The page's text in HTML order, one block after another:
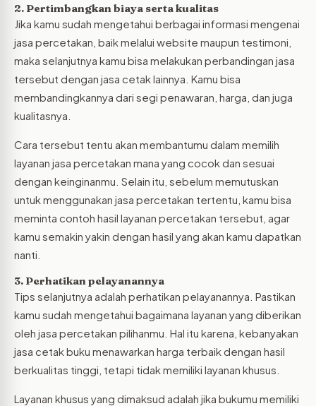
2. Pertimbangkan biaya serta kualitas
Jika kamu sudah mengetahui berbagai informasi mengenai
jasa percetakan, baik melalui website maupun testimoni,
maka selanjutnya kamu bisa melakukan perbandingan jasa
tersebut dengan jasa cetak lainnya. Kamu bisa
membandingkannya dari segi penawaran, harga, dan juga
kualitasnya.
Cara tersebut tentu akan membantumu dalam memilih
layanan jasa percetakan mana yang cocok dan sesuai
dengan keinginanmu. Selain itu, sebelum memutuskan
untuk menggunakan jasa percetakan tertentu, kamu bisa
meminta contoh hasil layanan percetakan tersebut, agar
kamu semakin yakin dengan hasil yang akan kamu dapatkan
nanti.
3. Perhatikan pelayanannya
Tips selanjutnya adalah perhatikan pelayanannya. Pastikan
kamu sudah mengetahui bagaimana layanan yang diberikan
oleh jasa percetakan pilihanmu. Hal itu karena, kebanyakan
jasa cetak buku menawarkan harga terbaik dengan hasil
berkualitas tinggi, tetapi tidak memiliki layanan khusus.
Layanan khusus yang dimaksud adalah jika bukumu memiliki